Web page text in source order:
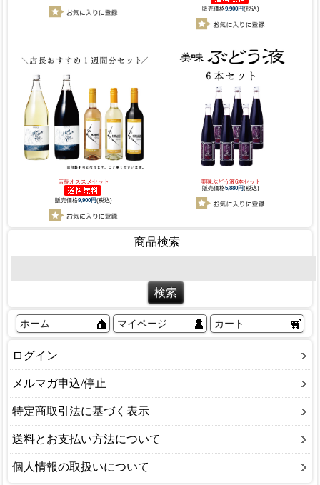
販売価格9,900円(税込)
店長オススメセット
販売価格9,900円(税込)
美味ぶどう液6本セット
販売価格5,880円(税込)
商品検索
ホーム マイページ カート
ログイン
メルマガ申込/停止
特定商取引法に基づく表示
送料とお支払い方法について
個人情報の取扱いについて